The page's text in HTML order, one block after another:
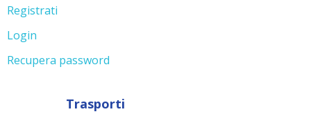
Registrati
Login
Recupera password
Trasporti